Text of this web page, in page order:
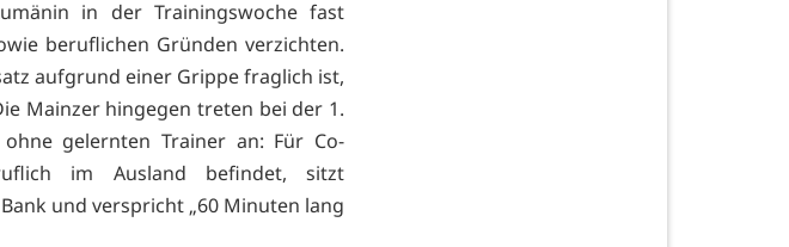
in der Trainingswoche fast
beruflichen Gründen verzichten.
aufgrund einer Grippe fraglich ist,
Mainzer hingegen treten bei der 1.
gelernten Trainer an: Für Co-
im Ausland befindet, sitzt
und verspricht „60 Minuten lang